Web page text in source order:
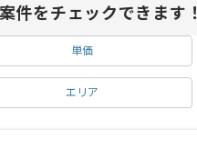
件をチェックできます！
単価
エリア